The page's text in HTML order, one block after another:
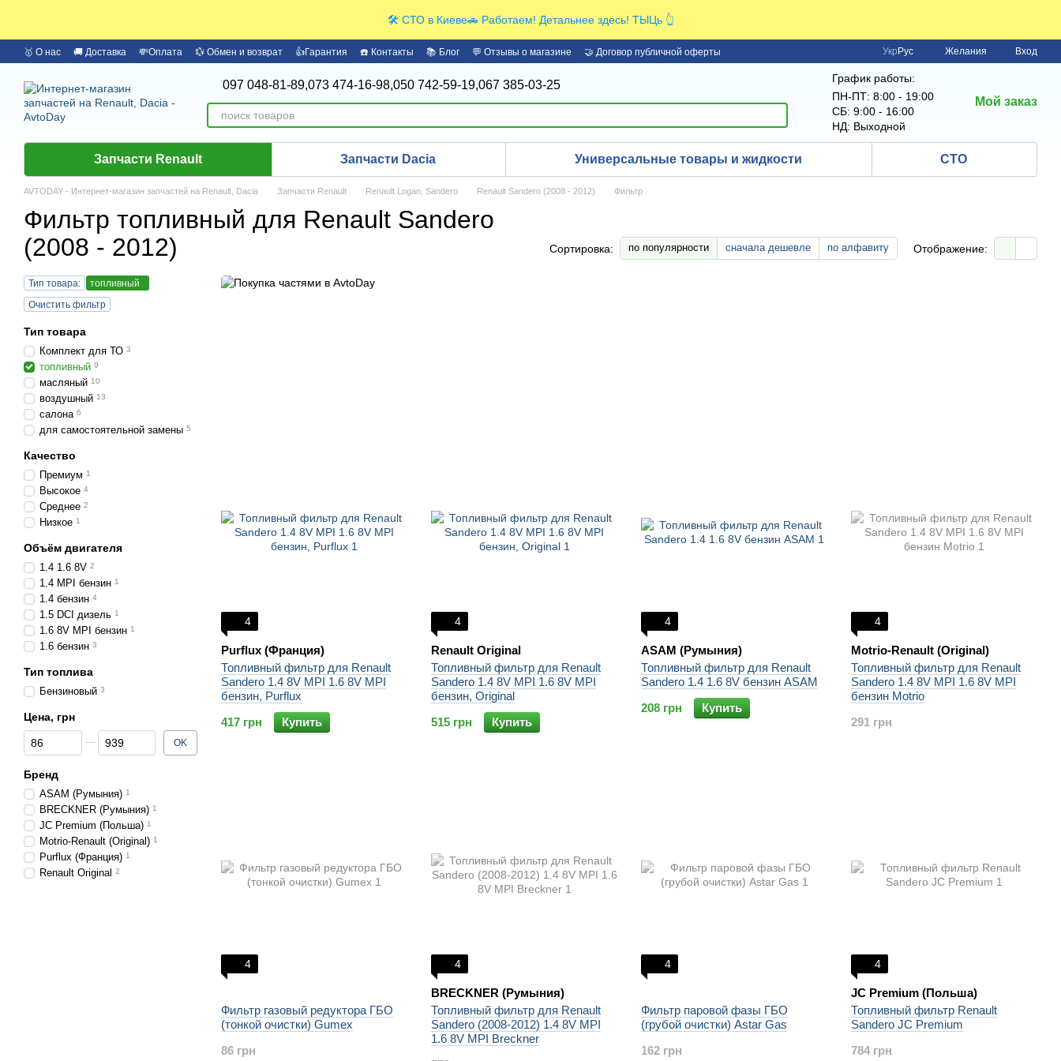
🛠️ СТО в Киеве🚗 Работаем! Детальнее здесь! ТЫЦь 👆
🥇 О нас 🚚 Доставка 💸Оплата 💱 Обмен и возврат 👍Гарантия ☎️ Контакты 📚 Блог 💬 Отзывы о магазине
🤝 Договор публичной оферты
Укр Рус Желания Вход
097 048-81-89,073 474-16-98,050 742-59-19,067 385-03-25
График работы:
ПН-ПТ: 8:00 - 19:00
СБ: 9:00 - 16:00
НД: Выходной
Мой заказ
Запчасти Renault Запчасти Dacia Универсальные товары и жидкости СТО
AVTODAY - Интернет-магазин запчастей на Renault, Dacia Запчасти Renault Renault Logan, Sandero Renault Sandero (2008 - 2012) Фильтр
Фильтр топливный для Renault Sandero
(2008 - 2012)
Сортировка: по популярности сначала дешевле по алфавиту Отображение:
4
Purflux (Франция)
Топливный фильтр для Renault
Sandero 1.4 8V MPI 1.6 8V MPI
бензин, Purflux
417 грн
Купить
4
Renault Original
Топливный фильтр для Renault
Sandero 1.4 8V MPI 1.6 8V MPI
бензин, Original
515 грн
Купить
4
ASAM (Румыния)
Топливный фильтр для Renault
Sandero 1.4 1.6 8V бензин ASAM
208 грн
Купить
4
Motrio-Renault (Original)
Топливный фильтр для Renault
Sandero 1.4 8V MPI 1.6 8V MPI
бензин Motrio
291 грн
4
Фильтр газовый редуктора ГБО
(тонкой очистки) Gumex
86 грн
4
BRECKNER (Румыния)
Топливный фильтр для Renault
Sandero (2008-2012) 1.4 8V MPI
1.6 8V MPI Breckner
4
Фильтр паровой фазы ГБО
(грубой очистки) Astar Gas
162 грн
4
JC Premium (Польша)
Топливный фильтр Renault
Sandero JC Premium
784 грн
Тип товара:
топливный
Очистить фильтр
Тип товара
Комплект для ТО 3
топливный 9
масляный 10
воздушный 13
салона 6
для самостоятельной замены 5
Качество
Премиум 1
Высокое 4
Среднее 2
Низкое 1
Объём двигателя
1.4 1.6 8V 2
1.4 MPI бензин 1
1.4 бензин 4
1.5 DCI дизель 1
1.6 8V MPI бензин 1
1.6 бензин 3
Тип топлива
Бензиновый 3
Цена, грн
От Цена, грн
До Цена, грн OK
Бренд
ASAM (Румыния) 1
BRECKNER (Румыния) 1
JC Premium (Польша) 1
Motrio-Renault (Original) 1
Purflux (Франция) 1
Renault Original 2